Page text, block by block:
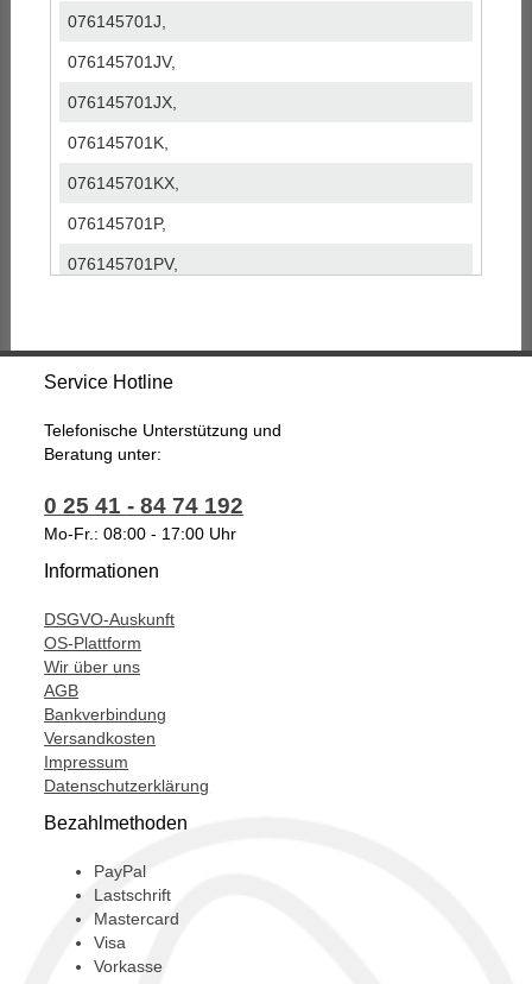
076145701J,
076145701JV,
076145701JX,
076145701K,
076145701KX,
076145701P,
076145701PV,
076145702BX,
076145702C,
076145702CV,
076145702CX,
127771,
172-04810,
172-08310,
334867,
49377-07420,
49377-07421,
49377-07422,
49377-07423,
49377-07424,
49377-07425,
Service Hotline
Telefonische Unterstützung und
Beratung unter:
0 25 41 - 84 74 192
Mo-Fr.: 08:00 - 17:00 Uhr
Informationen
DSGVO-Auskunft
OS-Plattform
Wir über uns
AGB
Bankverbindung
Versandkosten
Impressum
Datenschutzerklärung
Bezahlmethoden
PayPal
Lastschrift
Mastercard
Visa
Vorkasse